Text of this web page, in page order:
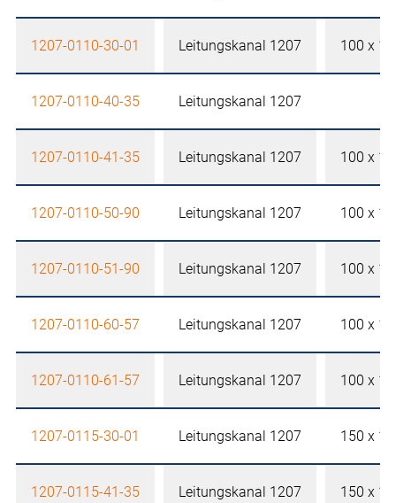
1207-0110-30-01 Leitungskanal 1207 100 x
1207-0110-40-35 Leitungskanal 1207
1207-0110-41-35 Leitungskanal 1207 100 x
1207-0110-50-90 Leitungskanal 1207 100 x
1207-0110-51-90 Leitungskanal 1207 100 x
1207-0110-60-57 Leitungskanal 1207 100 x
1207-0110-61-57 Leitungskanal 1207 100 x
1207-0115-30-01 Leitungskanal 1207 150 x
1207-0115-41-35 Leitungskanal 1207 150 x